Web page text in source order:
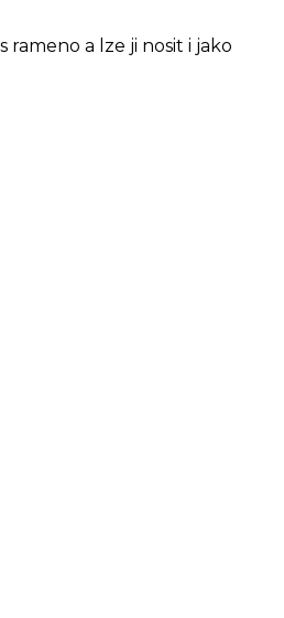
a lze ji nosit i jako